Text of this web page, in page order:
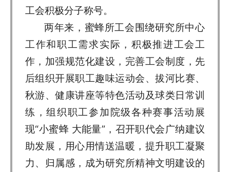
工会积极分子称号。
两年来，蜜蜂所工会围绕研究所中心
工作和职工需求实际，积极推进工会工
作，加强规范化建设，完善工会制度，先
后组织开展职工趣味运动会、拔河比赛、
秋游、健康讲座等特色活动及球类日常训
练，组织职工参加院级各种赛事活动展
现“小蜜蜂 大能量”，召开职代会广纳建议
助发展，用心用情送温暖，提升职工凝聚
力、归属感，成为研究所精神文明建设的